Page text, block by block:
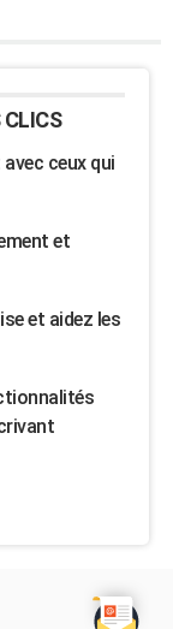
CLICS
ceux qui
et
et aidez les